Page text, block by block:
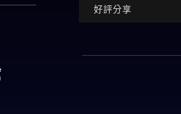
好評分享